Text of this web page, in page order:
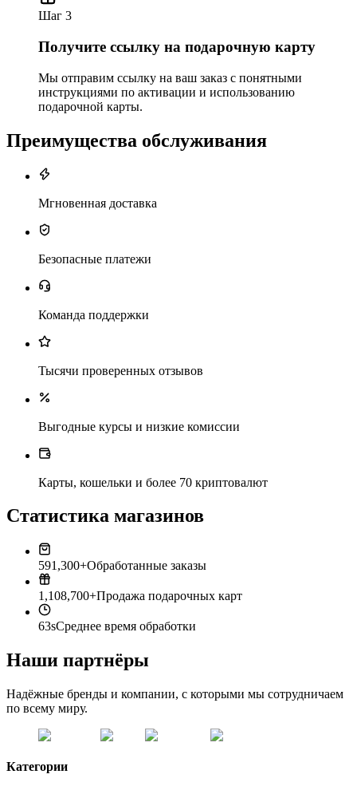
Шаг 3
Получите ссылку на подарочную карту
Мы отправим ссылку на ваш заказ с понятными
инструкциями по активации и использованию
подарочной карты.
Преимущества обслуживания
Мгновенная доставка
Безопасные платежи
Команда поддержки
Тысячи проверенных отзывов
Выгодные курсы и низкие комиссии
Карты, кошельки и более 70 криптовалют
Статистика магазинов
591,300+Обработанные заказы
1,108,700+Продажа подарочных карт
63sСреднее время обработки
Наши партнёры
Надёжные бренды и компании, с которыми мы сотрудничаем
по всему миру.
Категории